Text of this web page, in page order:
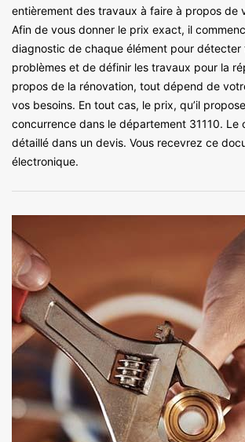
entièrement des travaux à faire à propos de
Afin de vous donner le prix exact, il
diagnostic de chaque élément pour détecter
problèmes et de définir les travaux pour la
propos de la rénovation, tout dépend de
vos besoins. En tout cas, le prix, qu’il
concurrence dans le département 31110. Le
détaillé dans un devis. Vous recevrez ce
électronique.